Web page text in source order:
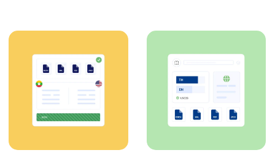
mehr.
ins Tagalog, um die
Vorschriften, die
Verständlichkeit und
die Kommunikation
der Belegschaft zu
verbessern.